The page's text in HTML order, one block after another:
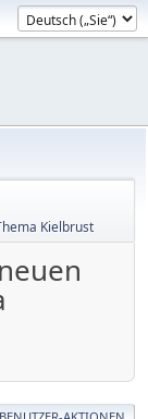
Kielbrust
BENUTZER-AKTIONEN